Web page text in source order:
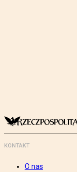
KONTAKT
O nas